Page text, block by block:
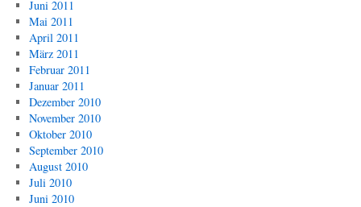
Juni 2011
Mai 2011
April 2011
März 2011
Februar 2011
Januar 2011
Dezember 2010
November 2010
Oktober 2010
September 2010
August 2010
Juli 2010
Juni 2010